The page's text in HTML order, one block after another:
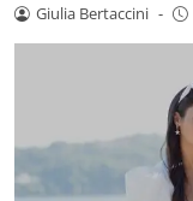
Giulia Bertaccini -